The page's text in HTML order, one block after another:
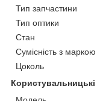
Тип запчастини
Тип оптики
Стан
Сумісність з маркою
Цоколь